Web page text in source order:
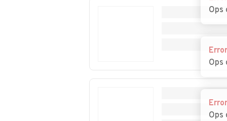
Ops
Error
Ops
Error
Ops